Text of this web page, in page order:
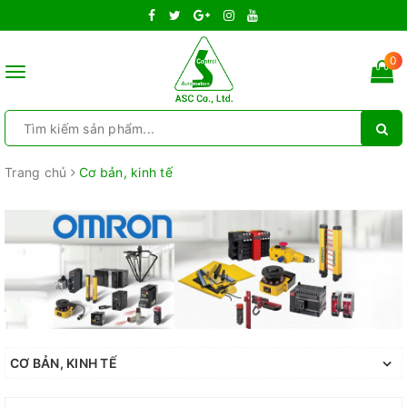
Toggle
0
Trang chủ Cơ bản, kinh tế
CƠ BẢN, KINH TẾ